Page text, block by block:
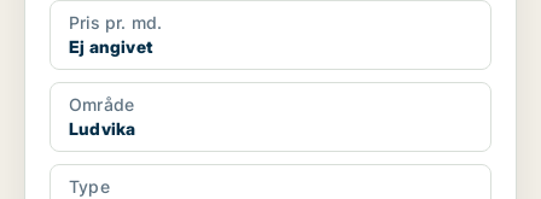
Pris pr. md.
Ej angivet
Område
Ludvika
Type